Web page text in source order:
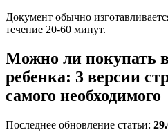
Документ обычно
течение 20-60 минут.
Можно ли покупать
ребенка: 3 версии
самого необходимого
Последнее обновление статьи: